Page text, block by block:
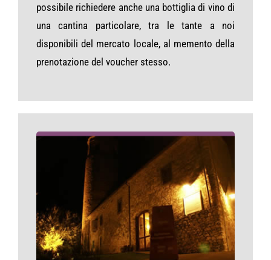
possibile richiedere anche una bottiglia di vino di
una cantina particolare, tra le tante a noi
disponibili del mercato locale, al memento della
prenotazione del voucher stesso.